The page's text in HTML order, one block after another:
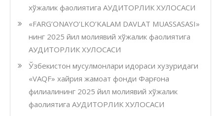
хўжалик фаолиятига АУДИТОРЛИК ХУЛОСАСИ
«FARG’ONAYO’LKO’KALAM DAVLAT MUASSASASI»
нинг 2025 йил молиявий хўжалик фаолиятига
АУДИТОРЛИК ХУЛОСАСИ
Ўзбекистон мусулмонлари идораси хузуридаги
«VAQF» хайрия жамоат фонди Фарғона
филиалининг 2025 йил молиявий хўжалик
фаолиятига АУДИТОРЛИК ХУЛОСАСИ